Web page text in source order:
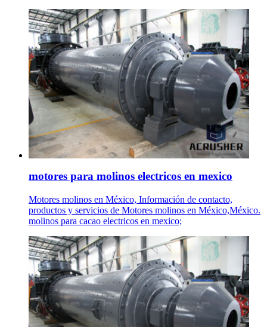
motores para molinos electricos en mexico
Motores molinos en México, Información de contacto,
productos y servicios de Motores molinos en México,México.
molinos para cacao electricos en mexico;